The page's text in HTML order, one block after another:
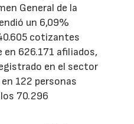
General de la
un 6,09%
cotizantes
626.171 afiliados,
en el sector
122 personas
70.296